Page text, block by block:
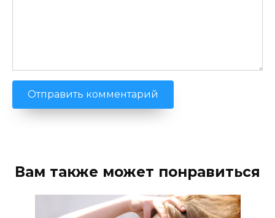
Вам также может понравиться